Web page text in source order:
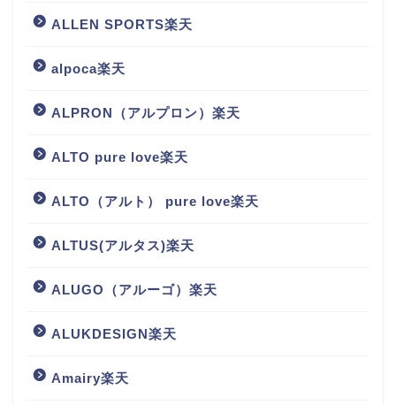
ALLEN SPORTS楽天
alpoca楽天
ALPRON（アルプロン）楽天
ALTO pure love楽天
ALTO（アルト） pure love楽天
ALTUS(アルタス)楽天
ALUGO（アルーゴ）楽天
ALUKDESIGN楽天
Amairy楽天